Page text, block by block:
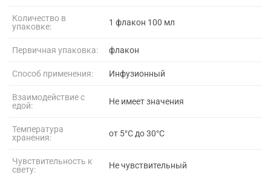
Количество в
упаковке:
1 флакон 100 мл
Первичная упаковка: флакон
Способ применения: Инфузионный
Взаимодействие с
едой:
Не имеет значения
Температура
хранения:
от 5°C до 30°C
Чувствительность к
свету:
Не чувствительный